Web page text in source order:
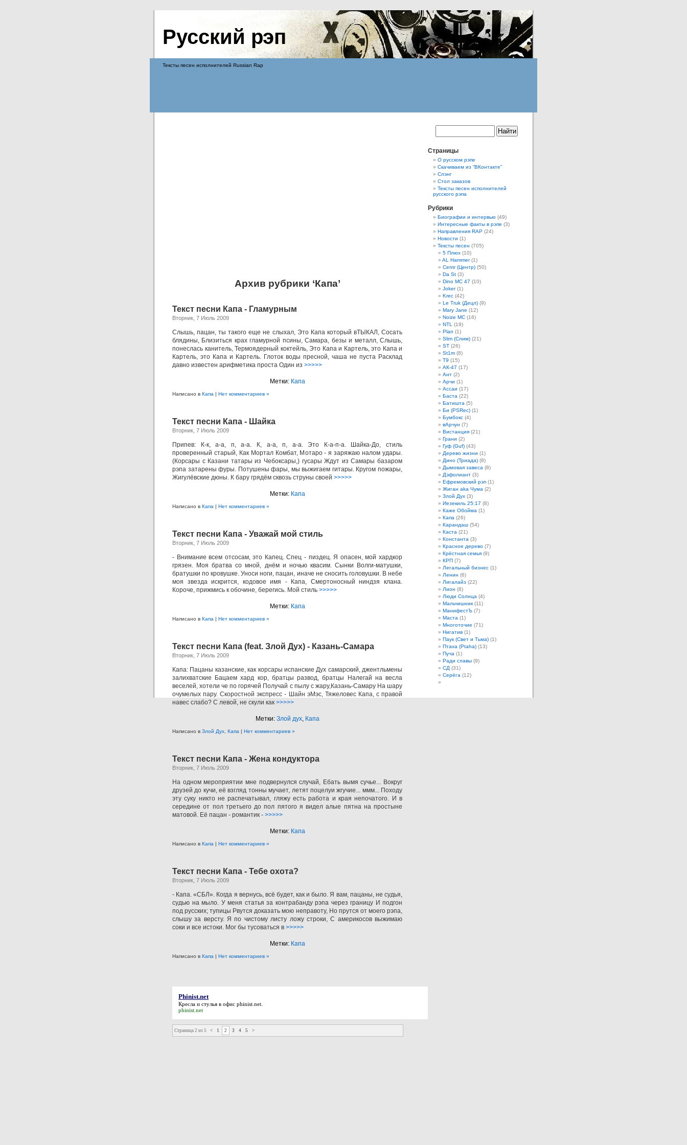
Русский рэп
Тексты песен исполнителей Russian Rap
Архив рубрики ‘Капа’
Текст песни Капа - Гламурным
Вторник, 7 Июль 2009
Слышь, пацан, ты такого еще не слыхал, Это Капа который вТЫКАЛ, Сосать
блядины, Близиться крах гламурной псины, Самара, безы и металл, Слышь,
понеслась канитель, Термоядерный коктейль, Это Капа и Картель, это Капа и
Картель, это Капа и Картель. Глоток воды пресной, чаша не пуста Расклад
давно известен арифметика проста Один из >>>>>
Метки: Капа
Написано в Капа | Нет комментариев »
Текст песни Капа - Шайка
Вторник, 7 Июль 2009
Припев: К-к, а-а, п, а-а. К, а-а, п, а-а. Это К-а-п-а. Шайка-До, стиль
проверенный старый, Как Мортал Комбат, Мотаро - я заряжаю налом удары.
(Корсары с Казани татары из Чебоксары,) гусары Ждут из Самары базаром
рэпа затарены фуры. Потушены фары, мы выжигаем гитары. Кругом пожары,
Жигулёвские дюны. К бару грядём сквозь струны своей >>>>>
Метки: Капа
Написано в Капа | Нет комментариев »
Текст песни Капа - Уважай мой стиль
Вторник, 7 Июль 2009
- Внимание всем отсосам, это Капец. Спец - пиздец. Я опасен, мой хардкор
грязен. Моя братва со мной, днём и ночью квасим. Сынки Волги-матушки,
братушки по кровушке. Уноси ноги, пацан, иначе не сносить головушки. В небе
моя звезда искрится, кодовое имя - Капа, Смертоносный ниндзя клана.
Короче, прижмись к обочине, берегись. Мой стиль >>>>>
Метки: Капа
Написано в Капа | Нет комментариев »
Текст песни Капа (feat. Злой Дух) - Казань-Самара
Вторник, 7 Июль 2009
Капа: Пацаны казанские, как корсары испанские Дух самарский, джентльмены
залихватские Бацаем хард кор, братцы развод, братцы Налегай на весла
веселей, хотели че по горячей Получай с пылу с жару,Казань-Самару На шару
очумелых пару. Скоростной экспресс - Шайн эМэс, Тяжеловес Капа, с правой
навес слабо? С левой, не скули как >>>>>
Метки: Злой дух, Капа
Написано в Злой Дух Капа | Нет комментариев »
Текст песни Капа - Жена кондуктора
Вторник, 7 Июль 2009
На одном мероприятии мне подвернулся случай, Ебать вымя сучье... Вокруг
друзей до кучи, её взгляд тонны мучает, летят поцелуи жгучие... ммм... Походу
эту суку никто не распечатывал, гляжу есть работа и края непочатого. И в
середине от пол третьего до пол пятого я видел алые пятна на простыне
матовой. Её пацан - романтик - >>>>>
Метки: Капа
Написано в Капа | Нет комментариев »
Текст песни Капа - Тебе охота?
Вторник, 7 Июль 2009
- Капа. «СБЛ». Когда я вернусь, всё будет, как и было. Я вам, пацаны, не судья,
судью на мыло. У меня статья за контрабанду рэпа через границу И подгон
под русских; тупицы Рвутся доказать мою неправоту, Но прутся от моего рэпа,
слышу за версту. Я по чистому листу ложу строки, С америкосов выжимаю
соки и все истоки. Мог бы тусоваться в >>>>>
Метки: Капа
Написано в Капа | Нет комментариев »
Phinist.net
Кресла и стулья в офис phinist.net
phinist.net
Страница 2 из 5 < 1 2 3 4 5 >
Страницы
О русском рэпе
Скачиваем из “ВКонтакте”
Слэнг
Стол заказов
Тексты песен исполнителей
русского рэпа
Рубрики
Биографии и интервью (49)
Интересные факты в рэпе (3)
Направления RAP (24)
Новости (1)
Тексты песен (705)
5 Плюх (10)
AL Hammer(1)
Centr (Центр) (50)
Da St (3)
Dino MC 47 (10)
Joker(1)
Krec (42)
Le Truk (Децл) (9)
Mary Jane (12)
Noize MC (16)
NTL
(19)
Plan (1)
Slim (Слим) (21)
ST (26)
St1m (8)
T9 (15)
АК-47 (17)
Ант (2)
Арчи (1)
Ассаи (17)
Баста (22)
Батишта (5)
Би (PSRec) (1)
Бумбокс (4)
вАрчун (7)
Вистанция (21)
Грани (2)
Гуф (Guf) (43)
Дерево жизни (1)
Дино (Триада) (8)
Дымовая завеса (8)
Дэфолиант (3)
Ефремовский рэп (1)
Жиган aka Чума (2)
Злой Дух (3)
Иезекиль 25:17 (8)
Каже Обойма (1)
Капа (26)
Карандаш (54)
Каста (21)
Константа (3)
Красное дерево (7)
Крёстная семья (9)
КРП (7)
Легальный бизнес (1)
Ленин (6)
Лигалайз (22)
Лион (8)
Люди Солнца (4)
Мальчишник (11)
МанифестЪ (7)
Маста (1)
Многоточие (71)
Нигатив (1)
Паук (Свет и Тьма) (1)
Птаха (Ptaha) (13)
Пуча (1)
Ради славы (9)
СД (31)
Серёга (12)